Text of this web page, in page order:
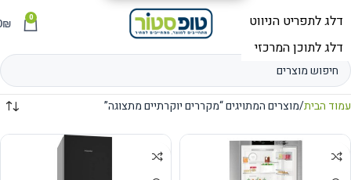
תפריט 0
₪
עמוד הבית מוצרים המתויגים “מקררים יוקרתיים מתצוגה”